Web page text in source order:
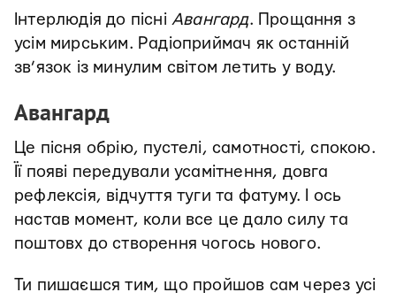
Інтерлюдія до пісні Авангард. Прощання з
усім мирським. Радіоприймач як останній
зв’язок із минулим світом летить у воду.
Авангард
Це пісня обрію, пустелі, самотності, спокою.
Її появі передували усамітнення, довга
рефлексія, відчуття туги та фатуму. І ось
настав момент, коли все це дало силу та
поштовх до створення чогось нового.
Ти пишаєшся тим, що пройшов сам через усі